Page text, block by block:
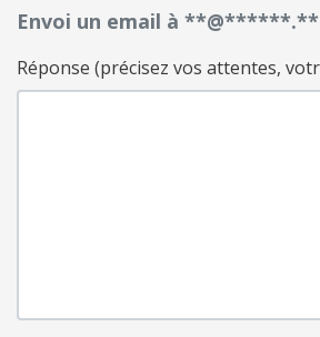
Envoi un email à **@******.**
Réponse (précisez vos attentes,